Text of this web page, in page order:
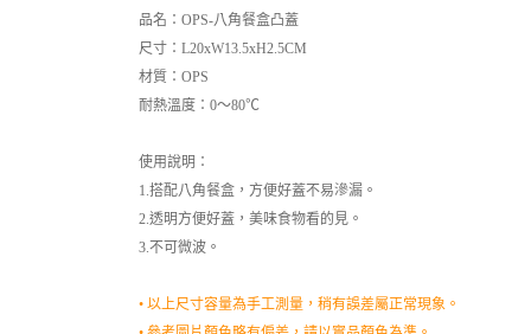
品名：OPS-八角餐盒凸蓋
尺寸：L20xW13.5xH2.5CM
材質：OPS
耐熱溫度：0～80℃
使用說明：
1.搭配八角餐盒，方便好蓋不易滲漏。
2.透明方便好蓋，美味食物看的見。
3.不可微波。
• 以上尺寸容量為手工測量，稍有誤差屬正常現象。